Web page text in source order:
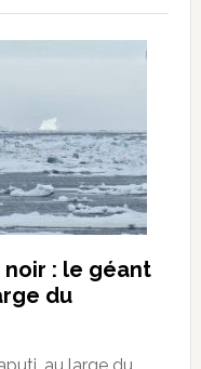
noir : le géant
du